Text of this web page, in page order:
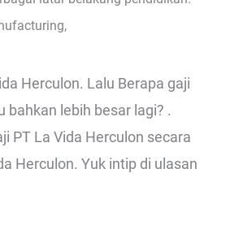
Herculon. Lalu Berapa gaji
bahkan lebih besar lagi? .
PT La Vida Herculon secara
Herculon. Yuk intip di ulasan